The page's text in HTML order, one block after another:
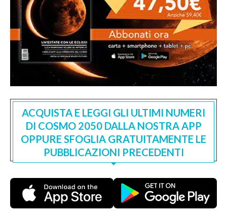
ACQUISTA E LEGGI GLI ULTIMI NUMERI
DI COSMO 2050 DALLA NOSTRA APP
OPPURE SFOGLIA GRATUITAMENTE LE
PUBBLICAZIONI PRECEDENTI